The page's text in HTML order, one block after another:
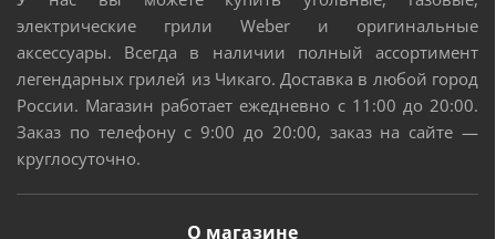
электрические грили Weber и оригинальные
аксессуары. Всегда в наличии полный ассортимент
легендарных грилей из Чикаго. Доставка в любой город
России. Магазин работает ежедневно с 11:00 до 20:00.
Заказ по телефону с 9:00 до 20:00, заказ на сайте —
круглосуточно.
О магазине